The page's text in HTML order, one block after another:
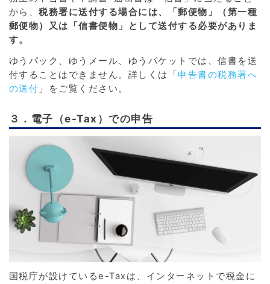
から、税務署に送付する場合には、「郵便物」（第一種
郵便物）又は「信書便物」として送付する必要がありま
す。
ゆうパック、ゆうメール、ゆうパケットでは、信書を送
付することはできません。詳しくは「申告書の税務署へ
の送付 」をご覧ください。
３．電子（e-Tax）での申告
国税庁が設けているe-Taxは、インターネットで税金に